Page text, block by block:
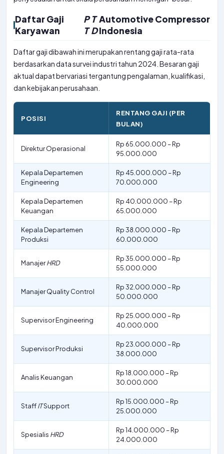
Daftar Gaji
Karyawan
P
T
T
D
Automotive Compressor
Indonesia
Daftar gaji dibawah ini merupakan rentang gaji rata-rata
berdasarkan data survei industri tahun 2024. Besaran gaji
aktual dapat bervariasi tergantung pengalaman, kualifikasi,
dan kebijakan perusahaan.
POSISI
RENTANG GAJI (PER
BULAN)
Direktur Operasional
Rp 65.000.000 – Rp
95.000.000
Kepala Departemen
Engineering
Rp 45.000.000 – Rp
70.000.000
Kepala Departemen
Keuangan
Rp 40.000.000 – Rp
65.000.000
Kepala Departemen
Produksi
Rp 38.000.000 – Rp
60.000.000
ManajerHRD
Rp 35.000.000 – Rp
55.000.000
Manajer Quality Control
Rp 32.000.000 – Rp
50.000.000
Supervisor Engineering
Rp 25.000.000 – Rp
40.000.000
Supervisor Produksi
Rp 23.000.000 – Rp
38.000.000
Analis Keuangan
Rp 18.000.000 – Rp
30.000.000
StaffITSupport
Rp 15.000.000 – Rp
25.000.000
Spesialis HRD
Rp 14.000.000 – Rp
24.000.000